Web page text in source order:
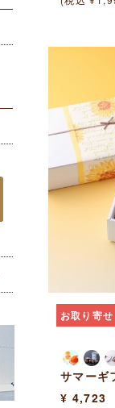
お取り寄せ
サマーギ
¥ 4,723